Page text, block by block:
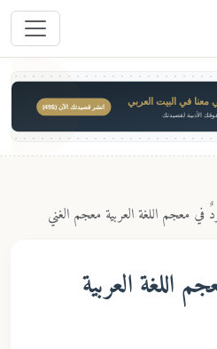
في البيت العربي
الأدبية لقصيدتك
انشر قصيدتك الآن ($49)
في معجم اللغة العربية معجم الغني
اللغة العربية